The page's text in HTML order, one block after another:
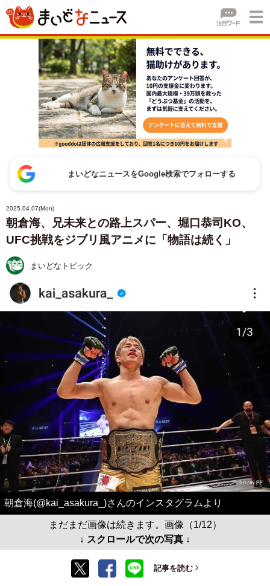
まいどなニュースをGoogle検索でフォローする
2025.04.07(Mon)
朝倉海、兄未来との路上スパー、堀口恭司KO、
UFC挑戦をジブリ風アニメに「物語は続く」
まいどなトピック
朝倉海(@kai_asakura_)さんのインスタグラムより
まだまだ画像は続きます。画像（1/12）
↓ スクロールで次の写真 ↓
記事を読む